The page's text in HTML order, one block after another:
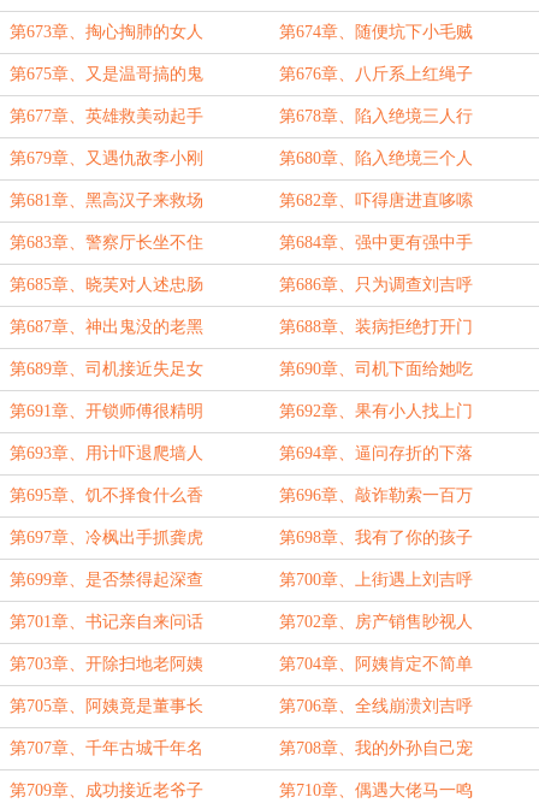
第673章、掏心掏肺的女人 第674章、随便坑下小毛贼
第675章、又是温哥搞的鬼 第676章、八斤系上红绳子
第677章、英雄救美动起手 第678章、陷入绝境三人行
第679章、又遇仇敌李小刚 第680章、陷入绝境三个人
第681章、黑高汉子来救场 第682章、吓得唐进直哆嗦
第683章、警察厅长坐不住 第684章、强中更有强中手
第685章、晓芙对人述忠肠 第686章、只为调查刘吉呼
第687章、神出鬼没的老黑 第688章、装病拒绝打开门
第689章、司机接近失足女 第690章、司机下面给她吃
第691章、开锁师傅很精明 第692章、果有小人找上门
第693章、用计吓退爬墙人 第694章、逼问存折的下落
第695章、饥不择食什么香 第696章、敲诈勒索一百万
第697章、冷枫出手抓龚虎 第698章、我有了你的孩子
第699章、是否禁得起深查 第700章、上街遇上刘吉呼
第701章、书记亲自来问话 第702章、房产销售眇视人
第703章、开除扫地老阿姨 第704章、阿姨肯定不简单
第705章、阿姨竟是董事长 第706章、全线崩溃刘吉呼
第707章、千年古城千年名 第708章、我的外孙自己宠
第709章、成功接近老爷子 第710章、偶遇大佬马一鸣